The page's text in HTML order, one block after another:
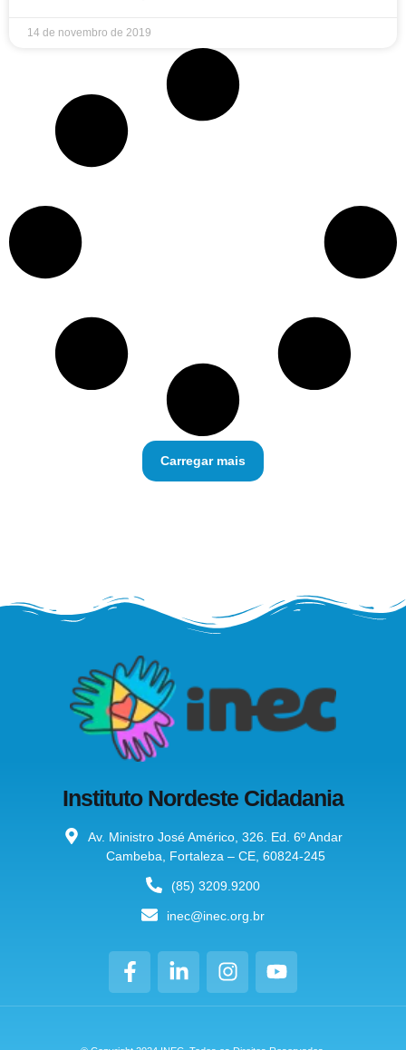
14 de novembro de 2019
Carregar mais
Não há mais postagens para
Instituto Nordeste Cidadania
Av. Ministro José Américo, 326. Ed. 6º Andar
Cambeba, Fortaleza – CE, 60824-245
(85) 3209.9200
inec@inec.org.br